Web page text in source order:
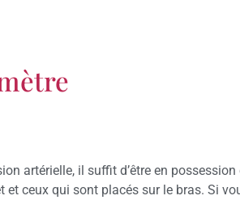
artérielle, il suffit d’être en
ceux qui sont placés sur le bras. Si